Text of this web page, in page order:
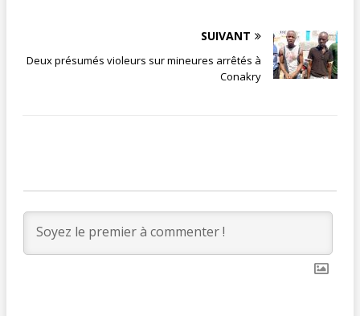
SUIVANT
Deux présumés violeurs sur mineures arrêtés à
Conakry